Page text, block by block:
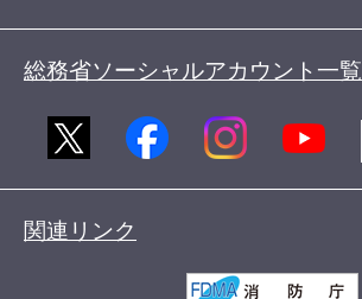
総務省ソーシャルアカウント一覧
関連リンク